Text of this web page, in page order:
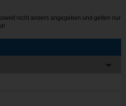
nicht anders angegeben und gelten nur